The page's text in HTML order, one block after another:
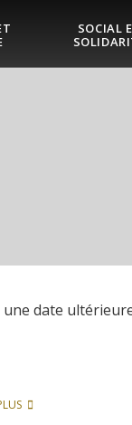
SOCIAL
date